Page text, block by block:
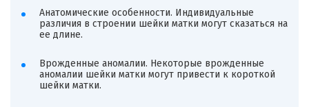
Анатомические особенности. Индивидуальные
различия в строении шейки матки могут сказаться на
ее длине.
Врожденные аномалии. Некоторые врожденные
аномалии шейки матки могут привести к короткой
шейки матки.